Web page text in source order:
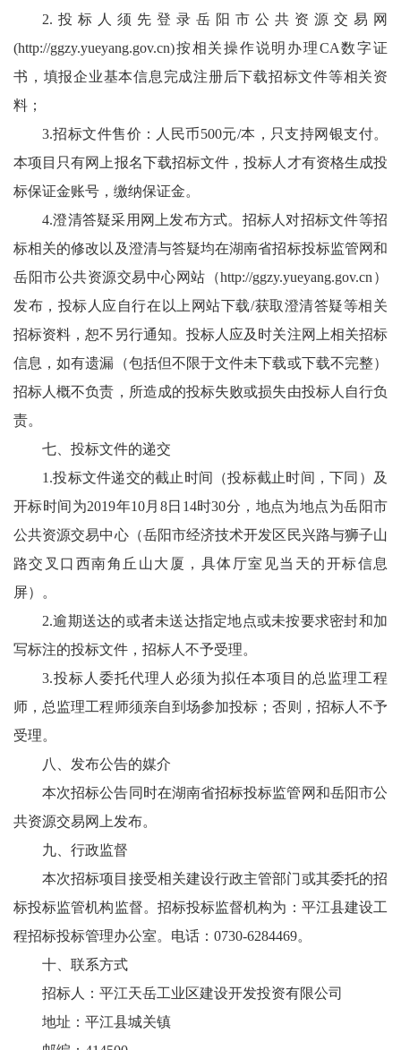
2.投标人须先登录岳阳市公共资源交易网
(http://ggzy.yueyang.gov.cn)按相关操作说明办理CA数字证
书，填报企业基本信息完成注册后下载招标文件等相关资
料；
3.招标文件售价：人民币500元/本，只支持网银支付。
本项目只有网上报名下载招标文件，投标人才有资格生成投
标保证金账号，缴纳保证金。
4.澄清答疑采用网上发布方式。招标人对招标文件等招
标相关的修改以及澄清与答疑均在湖南省招标投标监管网和
岳阳市公共资源交易中心网站（http://ggzy.yueyang.gov.cn）
发布，投标人应自行在以上网站下载/获取澄清答疑等相关
招标资料，恕不另行通知。投标人应及时关注网上相关招标
信息，如有遗漏（包括但不限于文件未下载或下载不完整）
招标人概不负责，所造成的投标失败或损失由投标人自行负
责。
七、投标文件的递交
1.投标文件递交的截止时间（投标截止时间，下同）及
开标时间为2019年10月8日14时30分，地点为地点为岳阳市
公共资源交易中心（岳阳市经济技术开发区民兴路与狮子山
路交叉口西南角丘山大厦，具体厅室见当天的开标信息
屏）。
2.逾期送达的或者未送达指定地点或未按要求密封和加
写标注的投标文件，招标人不予受理。
3.投标人委托代理人必须为拟任本项目的总监理工程
师，总监理工程师须亲自到场参加投标；否则，招标人不予
受理。
八、发布公告的媒介
本次招标公告同时在湖南省招标投标监管网和岳阳市公
共资源交易网上发布。
九、行政监督
本次招标项目接受相关建设行政主管部门或其委托的招
标投标监管机构监督。招标投标监督机构为：平江县建设工
程招标投标管理办公室。电话：0730-6284469。
十、联系方式
招标人：平江天岳工业区建设开发投资有限公司
地址：平江县城关镇